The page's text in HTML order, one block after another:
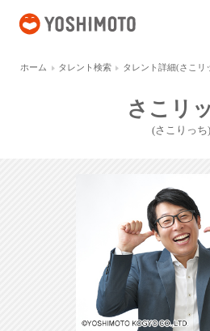
ホーム タレント検索 タレント詳細(さこリ
さこリ
(さこりっち)